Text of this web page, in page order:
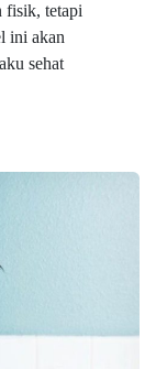
fisik, tetapi
ini akan
sehat